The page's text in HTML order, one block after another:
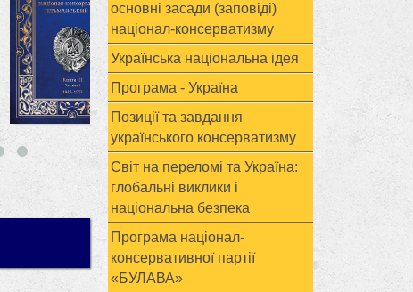
основні засади (заповіді)
націонал-консерватизму
Українська національна ідея
Програма - Україна
Позиції та завдання
українського консерватизму
Світ на переломі та Україна:
глобальні виклики і
національна безпека
Програма націонал-
консервативної партії
«БУЛАВА»